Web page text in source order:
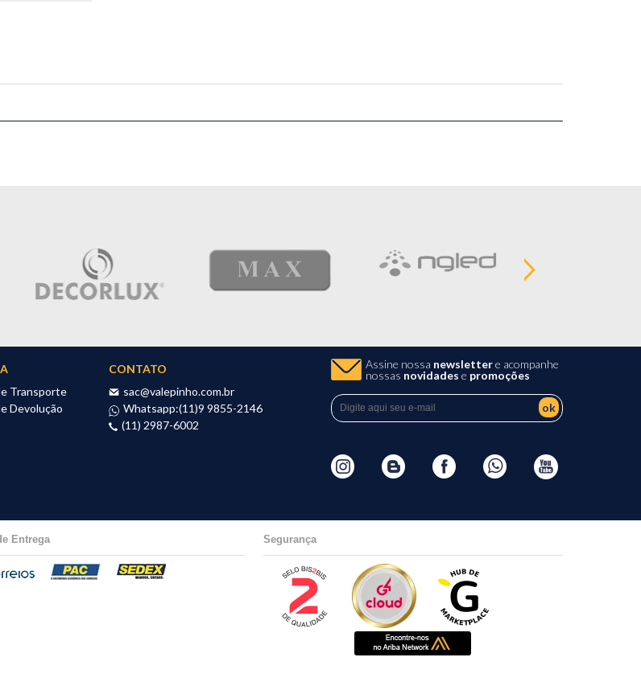
Transporte
Devolução
CONTATO
sac@valepinho.com.br
Whatsapp:(11)9 9855-2146
(11) 2987-6002
Assine nossa newslettere acompanhe
nossas novidades e promoções
ok
Entrega Segurança